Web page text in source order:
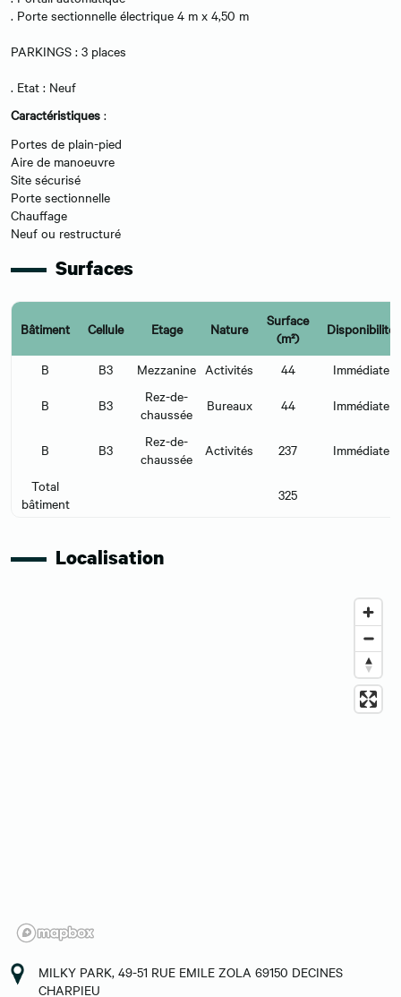
. Porte sectionnelle électrique 4 m x 4,50 m
PARKINGS : 3 places
. Etat : Neuf
Caractéristiques :
Portes de plain-pied
Aire de manoeuvre
Site sécurisé
Porte sectionnelle
Chauffage
Neuf ou restructuré
Surfaces
Bâtiment Cellule Etage Nature
Surface
(m²)
Disponibilité
B B3 Mezzanine Activités 44
Immédiate
B
B3
Rez-de-
chaussée
Bureaux 44 Immédiate
B B3
Rez-de-
chaussée
Activités 237
Immédiate
Total
bâtiment
325
Localisation
MILKY PARK, 49-51 RUE EMILE ZOLA 69150 DECINES
CHARPIEU